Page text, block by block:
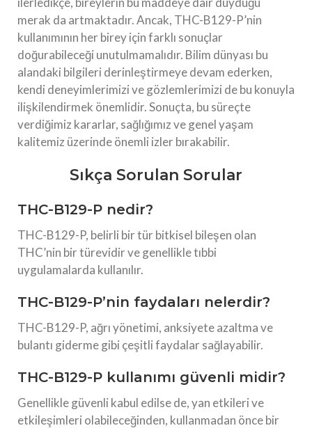
merak da artmaktadır. Ancak, THC-B129-P’nin
kullanımının her birey için farklı sonuçlar
doğurabileceği unutulmamalıdır. Bilim dünyası bu
alandaki bilgileri derinleştirmeye devam ederken,
kendi deneyimlerimizi ve gözlemlerimizi de bu konuyla
ilişkilendirmek önemlidir. Sonuçta, bu süreçte
verdiğimiz kararlar, sağlığımız ve genel yaşam
kalitemiz üzerinde önemli izler bırakabilir.
Sıkça Sorulan Sorular
THC-B129-P nedir?
THC-B129-P, belirli bir tür bitkisel bileşen olan
THC’nin bir türevidir ve genellikle tıbbi
uygulamalarda kullanılır.
THC-B129-P’nin faydaları nelerdir?
THC-B129-P, ağrı yönetimi, anksiyete azaltma ve
bulantı giderme gibi çeşitli faydalar sağlayabilir.
THC-B129-P kullanımı güvenli midir?
Genellikle güvenli kabul edilse de, yan etkileri ve
etkileşimleri olabileceğinden, kullanmadan önce bir